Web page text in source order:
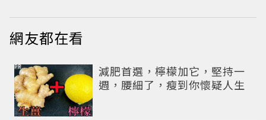
網友都在看
減肥首選，檸檬加它，堅持一
週，腰細了，瘦到你懷疑人生
PR